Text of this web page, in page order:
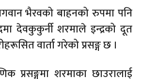
भैरवको बाहनको रुपमा पनि
देवकुकुर्नी शरमाले इन्द्रको दूत
वार्ता गरेको प्रसङ्ग छ ।
प्रसङ्गमा शरमाका छाउरालाई